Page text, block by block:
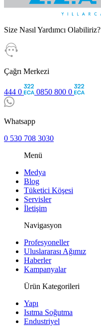
Size Nasıl Yardımcı Olabiliriz?
Çağrı Merkezi
444 0 0850 800 0
Whatsapp
0 530 708 3030
Menü
Medya
Blog
Tüketici Köşesi
Servisler
İletişim
Navigasyon
Profesyoneller
Uluslararası Ağımız
Haberler
Kampanyalar
Ürün Kategorileri
Yapı
Isıtma Soğutma
Endustriyel